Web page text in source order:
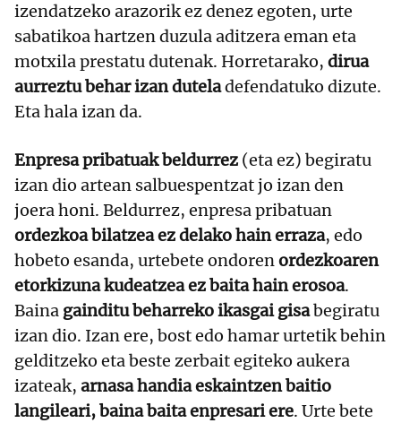
izendatzeko arazorik ez denez egoten, urte
sabatikoa hartzen duzula aditzera eman eta
motxila prestatu dutenak. Horretarako, dirua
aurreztu behar izan duteladefendatuko dizute.
Eta hala izan da.
Enpresa pribatuak beldurrez (eta ez) begiratu
izan dio artean salbuespentzat jo izan den
joera honi. Beldurrez, enpresa pribatuan
ordezkoa bilatzea ez delako hain erraza, edo
hobeto esanda, urtebete ondorenordezkoaren
etorkizuna kudeatzea ez baita hain erosoa.
Baina gainditu beharreko ikasgai gisabegiratu
izan dio. Izan ere, bost edo hamar urtetik behin
gelditzeko eta beste zerbait egiteko aukera
izateak, arnasa handia eskaintzen baitio
langileari, baina baita enpresari ere. Urte bete